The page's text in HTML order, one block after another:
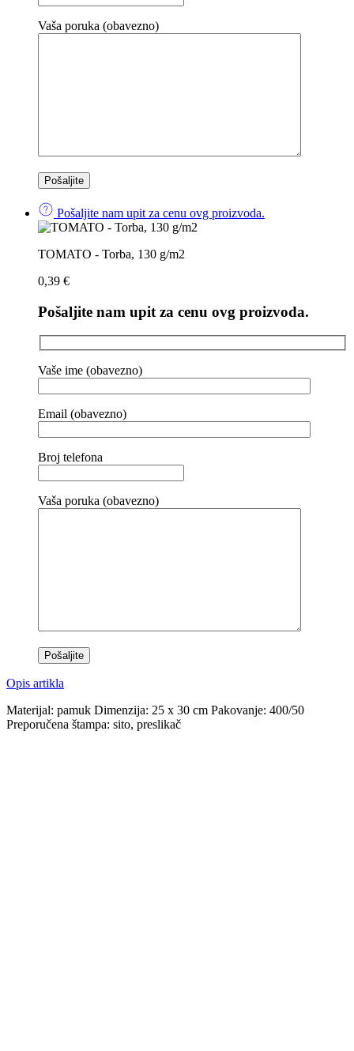
Vaša poruka (obavezno)
Pošaljite nam upit za cenu ovg proizvoda.
TOMATO - Torba, 130 g/m2
0,39 €
Pošaljite nam upit za cenu ovg proizvoda.
Vaše ime (obavezno)
Email (obavezno)
Broj telefona
Vaša poruka (obavezno)
Opis artikla
Materijal: pamuk Dimenzija: 25 x 30 cm Pakovanje: 400/50
Preporučena štampa: sito, preslikač